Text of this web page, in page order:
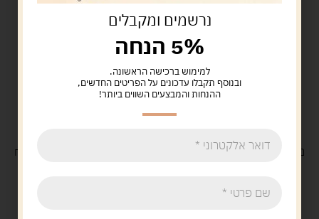
משלוח חינםבקנייה מעל 329 ש"ח
נרשמים ומקבלים
5% הנחה
למימוש ברכישה הראשונה.
ובנוסף תקבלו עדכונים על הפריטים החדשים,
ההנחות והמבצעים השווים ביותר!